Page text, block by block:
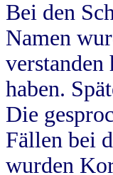
Bei den
Namen
verstanden
haben.
Die
Fällen bei
wurden